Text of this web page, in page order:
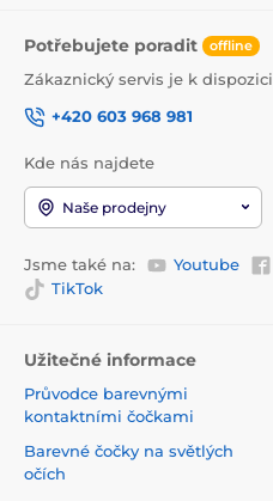
Potřebujete poradit offline
Zákaznický servis je k dispozici
+420 603 968 981
Kde nás najdete
Naše prodejny
Jsme také na: Youtube
TikTok
Užitečné informace
Průvodce barevnými
kontaktními čočkami
Barevné čočky na světlých
očích